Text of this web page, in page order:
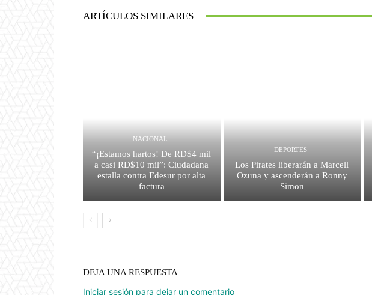
ARTÍCULOS SIMILARES
NACIONAL
“¡Estamos hartos! De RD$4 mil
a casi RD$10 mil”: Ciudadana
estalla contra Edesur por alta
factura
DEPORTES
Los Pirates liberarán a Marcell
Ozuna y ascenderán a Ronny
Simon
DEJA UNA RESPUESTA
Iniciar sesión para dejar un comentario